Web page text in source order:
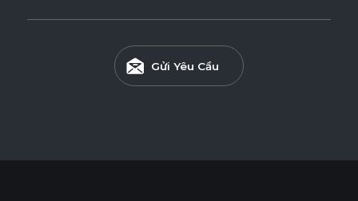
Gửi Yêu Cầu